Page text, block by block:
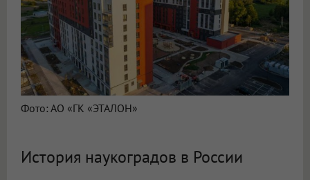
Фото: АО «ГК «ЭТАЛОН»
История наукоградов в России